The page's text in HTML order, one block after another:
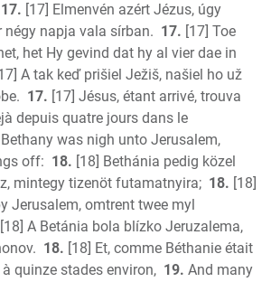
17. [17] Elmenvén azért Jézus, úgy
napja vala sírban. 17. [17] Toe
het Hy gevind dat hy al vier dae in
A tak keď prišiel Ježiš, našiel ho už
17. [17] Jésus, étant arrivé, trouva
depuis quatre jours dans le
was nigh unto Jerusalem,
off: 18. [18] Bethánia pedig közel
mintegy tizenöt futamatnyira; 18. [18]
Jerusalem, omtrent twee myl
[18] A Betánia bola blízko Jeruzalema,
18. [18] Et, comme Béthanie était
quinze stades environ, 19. And many